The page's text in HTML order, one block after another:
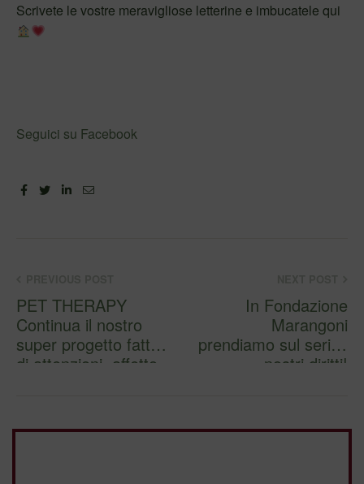
Scrivete le vostre meravigliose letterine e imbucatele qui
Seguici su Facebook
FacebookTwitterLinkedin
Email
PET THERAPY
Continua il nostro
super progetto fatto
di attenzioni, affetto,
In Fondazione
Marangoni
prendiamo sul serio i
nostri diritti!